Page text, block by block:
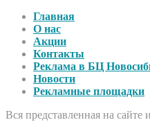
Главная
О нас
Акции
Контакты
Реклама в БЦ
Новости
Рекламные площадки
Вся представленная на